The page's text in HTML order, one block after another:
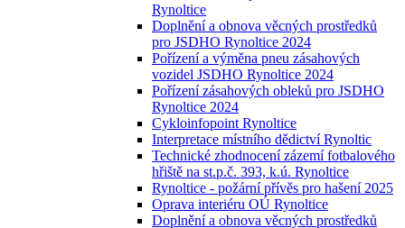
Rynoltice
Doplnění a obnova věcných prostředků
pro JSDHO Rynoltice 2024
Pořízení a výměna pneu zásahových
vozidel JSDHO Rynoltice 2024
Pořízení zásahových obleků pro JSDHO
Rynoltice 2024
Cykloinfopoint Rynoltice
Interpretace místního dědictví Rynoltic
Technické zhodnocení zázemí fotbalového
hřiště na st.p.č. 393, k.ú. Rynoltice
Rynoltice - požární přívěs pro hašení 2025
Oprava interiéru OÚ Rynoltice
Doplnění a obnova věcných prostředků